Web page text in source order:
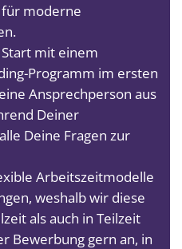
moderne
mit einem
Programm im ersten
Ansprechperson aus
Deiner
Deine Fragen zur
Arbeitszeitmodelle
weshalb wir diese
als auch in Teilzeit
Bewerbung gern an, in